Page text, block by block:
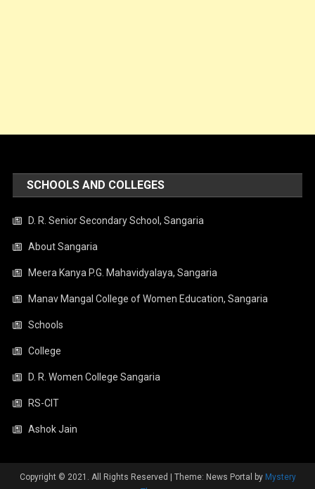
SCHOOLS AND COLLEGES
D. R. Senior Secondary School, Sangaria
About Sangaria
Meera Kanya P.G. Mahavidyalaya, Sangaria
Manav Mangal College of Women Education, Sangaria
Schools
College
D. R. Women College Sangaria
RS-CIT
Ashok Jain
Copyright © 2021. All Rights Reserved | Theme: News Portal by Mystery